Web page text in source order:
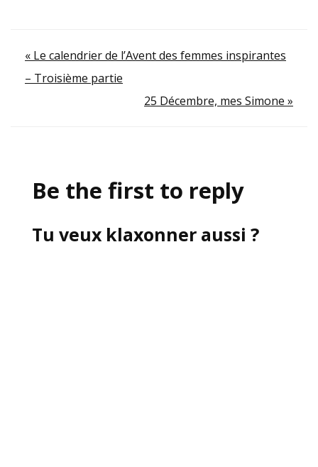
Navigation
de
« Le calendrier de l’Avent des femmes inspirantes
– Troisième partie
25 Décembre, mes Simone »
Be the first to reply
Tu veux klaxonner aussi ?